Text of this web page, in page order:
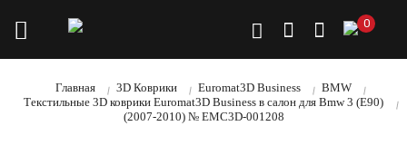
0
Главная 3D Коврики Euromat3D Business
BMW
Текстильные 3D коврики Euromat3D Business в салон для Bmw 3 (E90)
(2007-2010) № EMC3D-001208